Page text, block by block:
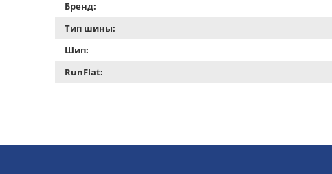
Бренд:
Тип шины:
Шип:
RunFlat: